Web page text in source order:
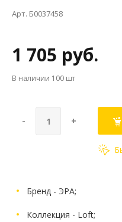
Арт. Б0037458
1 705 руб.
В наличии 100 шт
- +
Бренд - ЭРА;
Коллекция - Loft;